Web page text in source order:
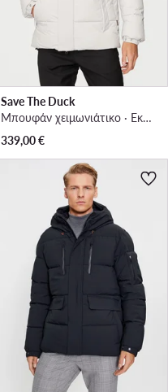
Save The Duck
Μπουφάν χειμωνιάτικο · Εκρού
339,00€